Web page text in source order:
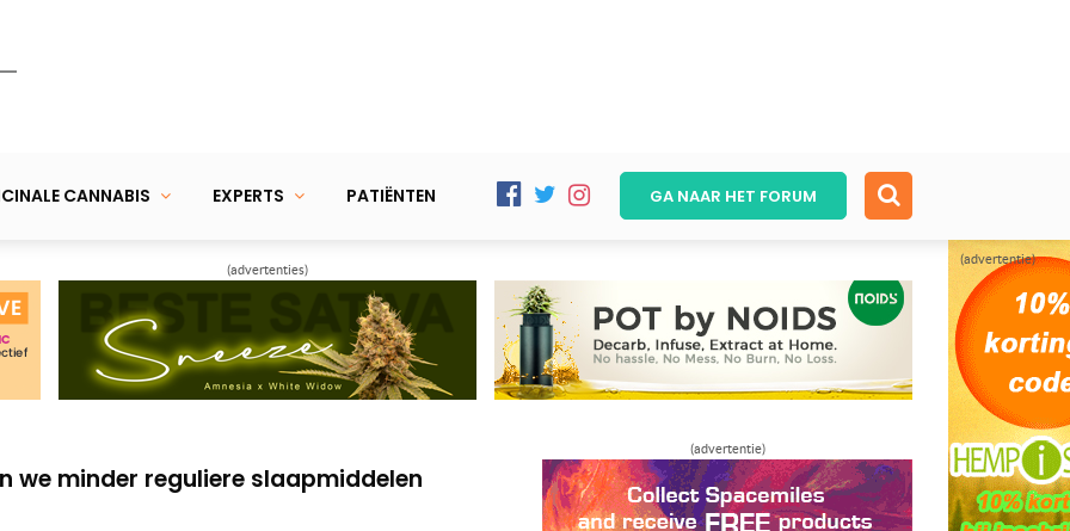
(advertentie)
CANNABIS EXPERTS PATIËNTEN GA NAAR HET FORUM
(advertenties)
CBD heeft potentie om kankertumoren
verlicht pijn borstkankerpatiënten en
CBD heeft potentie om kankertumoren
(advertentie)